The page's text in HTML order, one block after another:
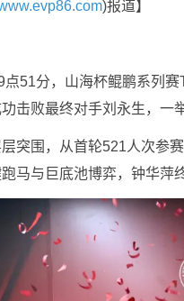
)报道】
点51分，山海杯鲲鹏系列
击败最终对手刘永生，一
突围，从首轮521人次参
马与巨底池博弈，钟华萍